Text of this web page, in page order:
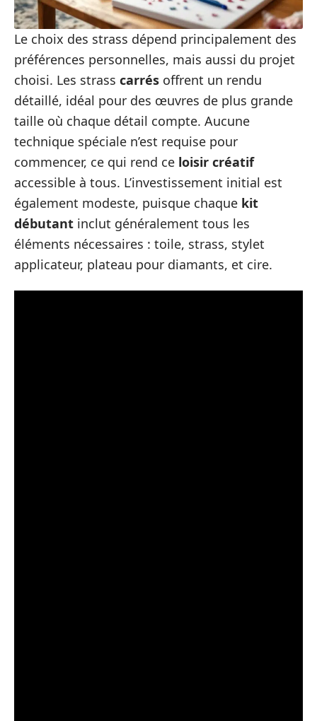
Le choix des strass dépend principalement des
préférences personnelles, mais aussi du projet
choisi. Les strass carrés offrent un rendu
détaillé, idéal pour des œuvres de plus grande
taille où chaque détail compte. Aucune
technique spéciale n’est requise pour
commencer, ce qui rend ce loisir créatif
accessible à tous. L’investissement initial est
également modeste, puisque chaque kit
débutant inclut généralement tous les
éléments nécessaires : toile, strass, stylet
applicateur, plateau pour diamants, et cire.